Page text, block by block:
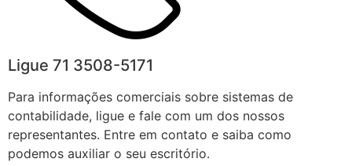
Ligue 71 3508-5171
Para informações comerciais sobre sistemas de
contabilidade, ligue e fale com um dos nossos
representantes. Entre em contato e saiba como
podemos auxiliar o seu escritório.